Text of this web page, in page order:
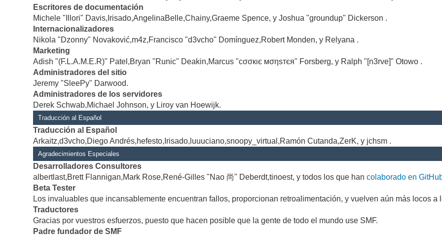
Escritores de documentación
Michele "Illori" Davis,Irisado,AngelinaBelle,Chainy,Graeme Spence, y Joshua "groundup" Dickerson .
Internacionalizadores
Nikola "Dzonny" Novaković,m4z,Francisco "d3vcho" Domínguez,Robert Monden, y Relyana .
Marketing
Adish "(F.L.A.M.E.R)" Patel,Bryan "Runic" Deakin,Marcus "cσσкιє мσηѕтєя" Forsberg, y Ralph "[n3rve]" Otowo .
Administradores del sitio
Jeremy "SleePy" Darwood.
Administradores de los servidores
Derek Schwab,Michael Johnson, y Liroy van Hoewijk.
Traducción al Español
Traducción al Español
Arkaitz,d3vcho,Diego Andrés,hefesto,Irisado,luuuciano,snoopy_virtual,Ramón Cutanda,ZerK, y jchsm .
Agradecimientos Especiales
Desarrolladores Consultores
albertlast,Brett Flannigan,Mark Rose,René-Gilles "Nao 尚" Deberdt,tinoest, y todos los que hancolaborado en
Beta Tester
Los invaluables que incansablemente encuentran fallos, proporcionan retroalimentación, y vuelven aún más locos a
Traductores
Gracias por vuestros esfuerzos, puesto que hacen posible que la gente de todo el mundo use SMF.
Padre fundador de SMF